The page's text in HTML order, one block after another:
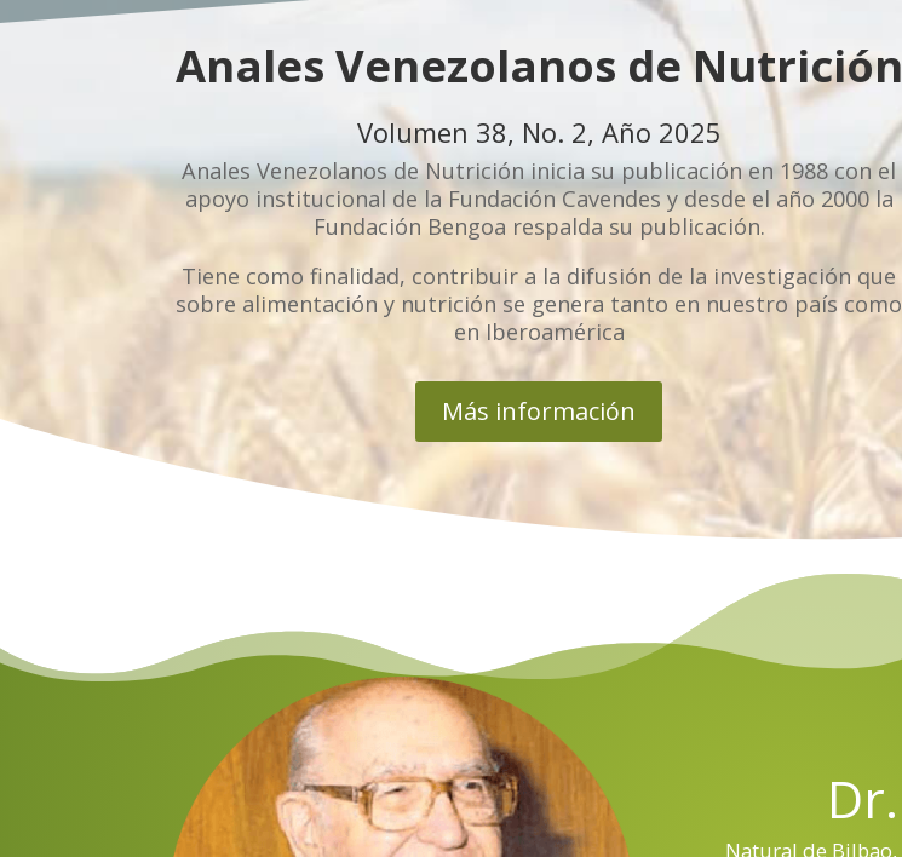
Anales Venezolanos de Nutrición
Volumen 38, No. 2, Año 2025
Anales Venezolanos de Nutrición inicia su publicación en 1988 con el
apoyo institucional de la Fundación Cavendes y desde el año 2000 la
Fundación Bengoa respalda su publicación.
Tiene como finalidad, contribuir a la difusión de la investigación que
sobre alimentación y nutrición se genera tanto en nuestro país como
en Iberoamérica
Más información
Natural de